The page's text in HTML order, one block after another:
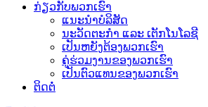
ກ່ຽວກັບພວກເຮົາ
ແນະນໍາບໍລິສັດ
ນະວັດຕະກໍາ ແລະ ເຕັກໂນໂລຊີ
ເປັນຫຍັງຕ້ອງພວກເຮົາ
ຄູ່ຮ່ວມງານຂອງພວກເຮົາ
ເປັນຕົວແທນຂອງພວກເຮົາ
ຕິດຕໍ່